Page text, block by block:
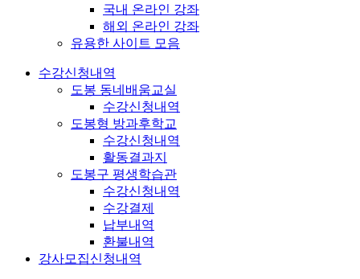
국내 온라인 강좌
해외 온라인 강좌
유용한 사이트 모음
수강신청내역
도봉 동네배움교실
수강신청내역
도봉형 방과후학교
수강신청내역
활동결과지
도봉구 평생학습관
수강신청내역
수강결제
납부내역
환불내역
강사모집신청내역